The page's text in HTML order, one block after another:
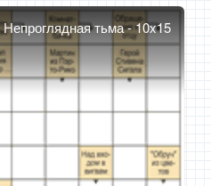
Непроглядная тьма - 10x15